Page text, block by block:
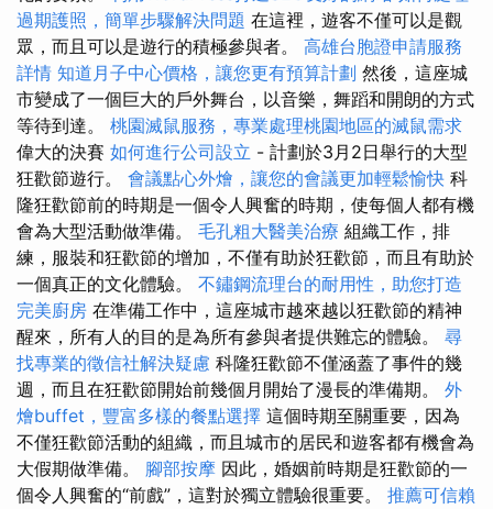
過期護照，簡單步驟解決問題 在這裡，遊客不僅可以是觀
眾，而且可以是遊行的積極參與者。 高雄台胞證申請服務
詳情 知道月子中心價格，讓您更有預算計劃 然後，這座城
市變成了一個巨大的戶外舞台，以音樂，舞蹈和開朗的方式
等待到達。 桃園滅鼠服務，專業處理桃園地區的滅鼠需求
偉大的決賽 如何進行公司設立 - 計劃於3月2日舉行的大型
狂歡節遊行。 會議點心外燴，讓您的會議更加輕鬆愉快 科
隆狂歡節前的時期是一個令人興奮的時期，使每個人都有機
會為大型活動做準備。 毛孔粗大醫美治療 組織工作，排
練，服裝和狂歡節的增加，不僅有助於狂歡節，而且有助於
一個真正的文化體驗。 不鏽鋼流理台的耐用性，助您打造
完美廚房 在準備工作中，這座城市越來越以狂歡節的精神
醒來，所有人的目的是為所有參與者提供難忘的體驗。 尋
找專業的徵信社解決疑慮 科隆狂歡節不僅涵蓋了事件的幾
週，而且在狂歡節開始前幾個月開始了漫長的準備期。 外
燴buffet，豐富多樣的餐點選擇 這個時期至關重要，因為
不僅狂歡節活動的組織，而且城市的居民和遊客都有機會為
大假期做準備。 腳部按摩 因此，婚姻前時期是狂歡節的一
個令人興奮的“前戲”，這對於獨立體驗很重要。 推薦可信賴